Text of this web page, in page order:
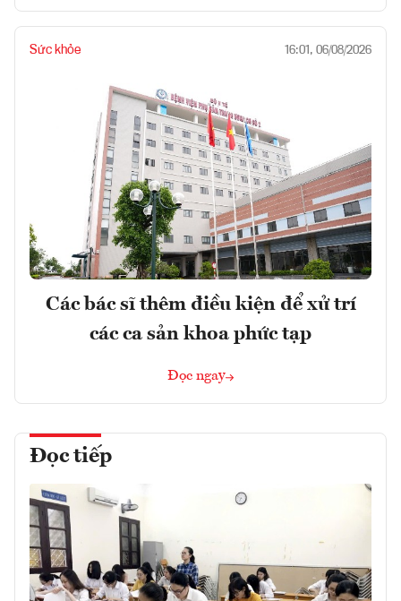
Sức khỏe 16:01, 06/08/2026
Các bác sĩ thêm điều kiện để xử trí
các ca sản khoa phức tạp
Đọc ngay
Đọc tiếp